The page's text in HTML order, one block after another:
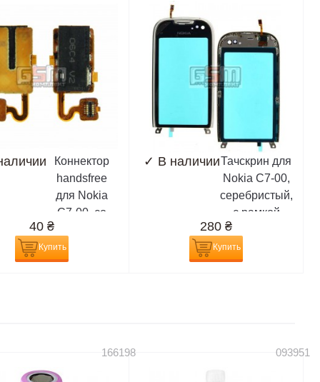
Коннектор
handsfree
для Nokia
C7-00, со
40₴
Купить
✓ В наличииТачскрин для
Nokia C7-00,
серебристый,
с рамкой
280₴
Купить
166198 093951